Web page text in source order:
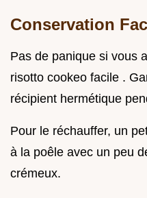
Conservation
Pas de panique si vous
risotto cookeo facile .
récipient hermétique
Pour le réchauffer, un
à la poêle avec un peu
crémeux.